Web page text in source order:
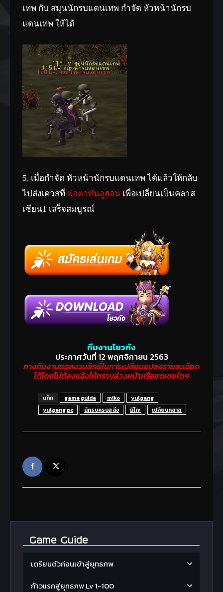
เทพ กับ สมุนนักรบแดนเทพ กำจัด หัวหน้านักรบ
แดนเทพ ให้ได้
5. เมื่อกำจัด หัวหน้านักรบแดนเทพ ได้แล้วให้กลับ
ไปส่งเควสที่ พ่อตาทันอูฮอน เพื่อเปลี่ยนเป็นคลาส
เซียน1 เสร็จสมบูรณ์
ทีมงานโยวกัง
ประกาศวันที่ 12 พฤศจิกายน 2563
ทางทีมงานขอสงวนสิทธิ์ในการเปลี่ยนแปลงรายละเอียด
ได้โดยไม่ต้องแจ้งให้ทราบล่วงหน้าหรือชดเชยใดๆ
แท็ก game guide miko
yulgang
yulgang pc
นักรบครบสลึง มิโกะ เปลี่ยนคลาส
Game Guide
เตรียมตัวก่อนเข้าสู่ยุทธภพ
ก้าวแรกสู่ยุทธภพ Lv 1-100